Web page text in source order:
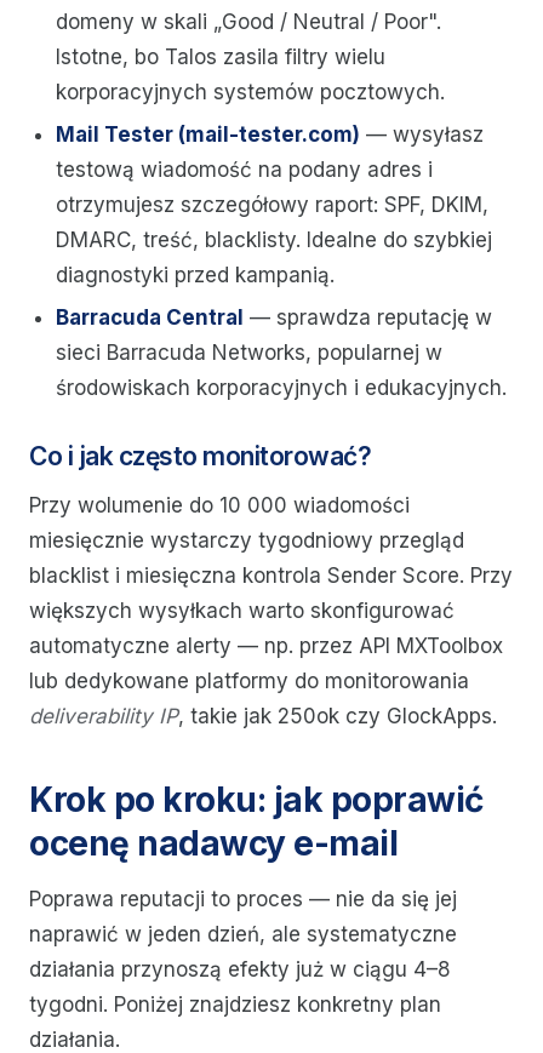
domeny w skali „Good / Neutral / Poor".
Istotne, bo Talos zasila filtry wielu
korporacyjnych systemów pocztowych.
Mail Tester (mail-tester.com) — wysyłasz
testową wiadomość na podany adres i
otrzymujesz szczegółowy raport: SPF, DKIM,
DMARC, treść, blacklisty. Idealne do szybkiej
diagnostyki przed kampanią.
Barracuda Central — sprawdza reputację w
sieci Barracuda Networks, popularnej w
środowiskach korporacyjnych i edukacyjnych.
Co i jak często monitorować?
Przy wolumenie do 10 000 wiadomości
miesięcznie wystarczy tygodniowy przegląd
blacklist i miesięczna kontrola Sender Score. Przy
większych wysyłkach warto skonfigurować
automatyczne alerty — np. przez API MXToolbox
lub dedykowane platformy do monitorowania
deliverability IP, takie jak 250ok czy GlockApps.
Krok po kroku: jak poprawić
ocenę nadawcy e-mail
Poprawa reputacji to proces — nie da się jej
naprawić w jeden dzień, ale systematyczne
działania przynoszą efekty już w ciągu 4–8
tygodni. Poniżej znajdziesz konkretny plan
działania.